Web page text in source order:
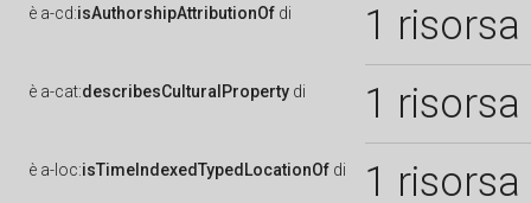
è a-cd:isAuthorshipAttributionOf di 1 risorsa
è a-cat:describesCulturalProperty di 1 risorsa
è a-loc:isTimeIndexedTypedLocationOf di 1 risorsa